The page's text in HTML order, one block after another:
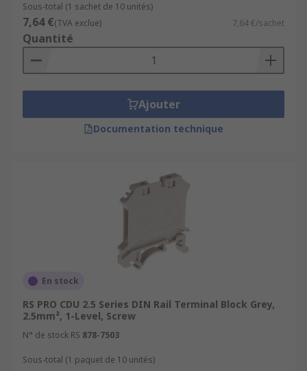
Sous-total (1 sachet de 10 unités)
7,64 €(TVA exclue) 7,64 €/sachet
Quantité
Ajouter
Documentation technique
En stock
RS PRO CDU 2.5 Series DIN Rail Terminal Block Grey,
2.5mm², 1-Level, Screw
N° de stock RS 878-7503
Sous-total (1 paquet de 10 unités)